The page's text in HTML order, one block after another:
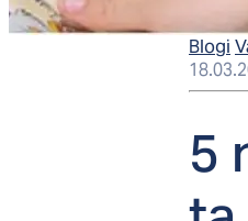
Blogi
5